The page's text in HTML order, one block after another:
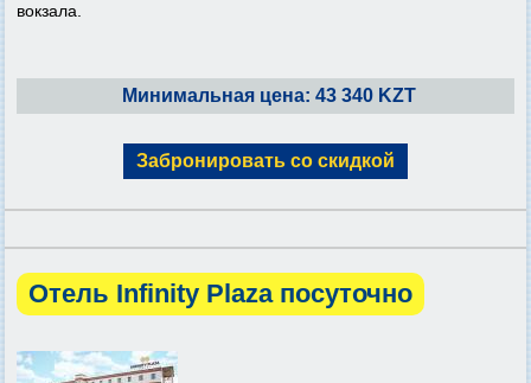
вокзала.
Минимальная цена: 43 340 KZT
Забронировать со скидкой
Отель Infinity Plaza посуточно